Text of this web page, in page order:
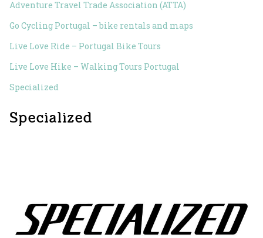
Adventure Travel Trade Association (ATTA)
Go Cycling Portugal – bike rentals and maps
Live Love Ride – Portugal Bike Tours
Live Love Hike – Walking Tours Portugal
Specialized
Specialized